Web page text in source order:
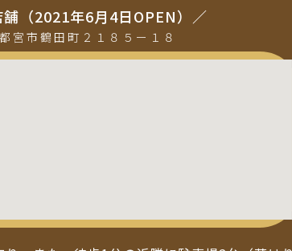
（2021年6月4日OPEN）／
宮市鶴田町２１８５ー１８